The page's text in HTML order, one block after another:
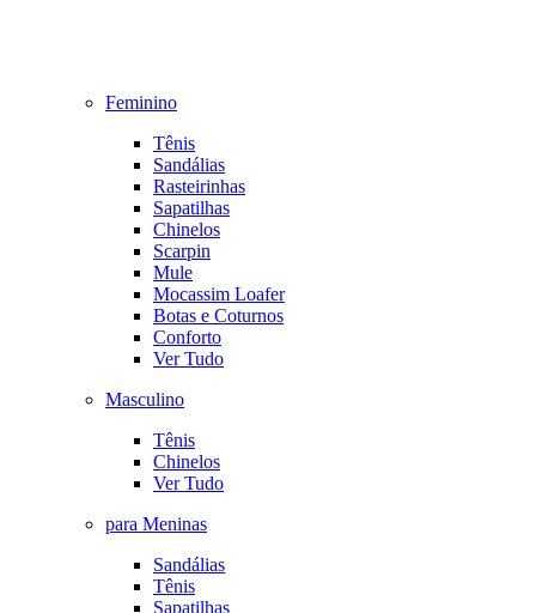
Feminino
Tênis
Sandálias
Rasteirinhas
Sapatilhas
Chinelos
Scarpin
Mule
Mocassim Loafer
Botas e Coturnos
Conforto
Ver Tudo
Masculino
Tênis
Chinelos
Ver Tudo
para Meninas
Sandálias
Tênis
Sapatilhas